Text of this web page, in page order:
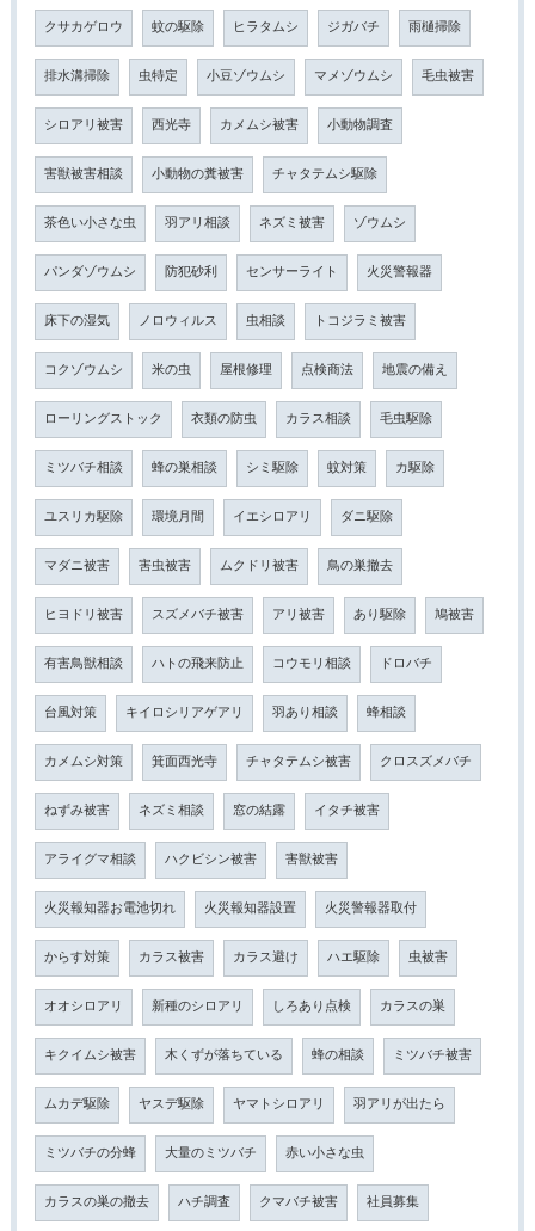
クサカゲロウ 蚊の駆除 ヒラタムシ ジガバチ 雨樋掃除
排水溝掃除 虫特定 小豆ゾウムシ マメゾウムシ 毛虫被害
シロアリ被害 西光寺 カメムシ被害 小動物調査
害獣被害相談 小動物の糞被害 チャタテムシ駆除
茶色い小さな虫 羽アリ相談 ネズミ被害 ゾウムシ
パンダゾウムシ 防犯砂利 センサーライト 火災警報器
床下の湿気 ノロウィルス 虫相談 トコジラミ被害
コクゾウムシ 米の虫 屋根修理 点検商法 地震の備え
ローリングストック 衣類の防虫 カラス相談 毛虫駆除
ミツバチ相談 蜂の巣相談 シミ駆除 蚊対策 カ駆除
ユスリカ駆除 環境月間 イエシロアリ ダニ駆除
マダニ被害 害虫被害 ムクドリ被害 鳥の巣撤去
ヒヨドリ被害 スズメバチ被害 アリ被害 あり駆除 鳩被害
有害鳥獣相談 ハトの飛来防止 コウモリ相談 ドロバチ
台風対策 キイロシリアゲアリ 羽あり相談 蜂相談
カメムシ対策 箕面西光寺 チャタテムシ被害 クロスズメバチ
ねずみ被害 ネズミ相談 窓の結露 イタチ被害
アライグマ相談 ハクビシン被害 害獣被害
火災報知器お電池切れ 火災報知器設置 火災警報器取付
からす対策 カラス被害 カラス避け ハエ駆除 虫被害
オオシロアリ 新種のシロアリ しろあり点検 カラスの巣
キクイムシ被害 木くずが落ちている 蜂の相談 ミツバチ被害
ムカデ駆除 ヤスデ駆除 ヤマトシロアリ 羽アリが出たら
ミツバチの分蜂 大量のミツバチ 赤い小さな虫
カラスの巣の撤去 ハチ調査 クマバチ被害 社員募集